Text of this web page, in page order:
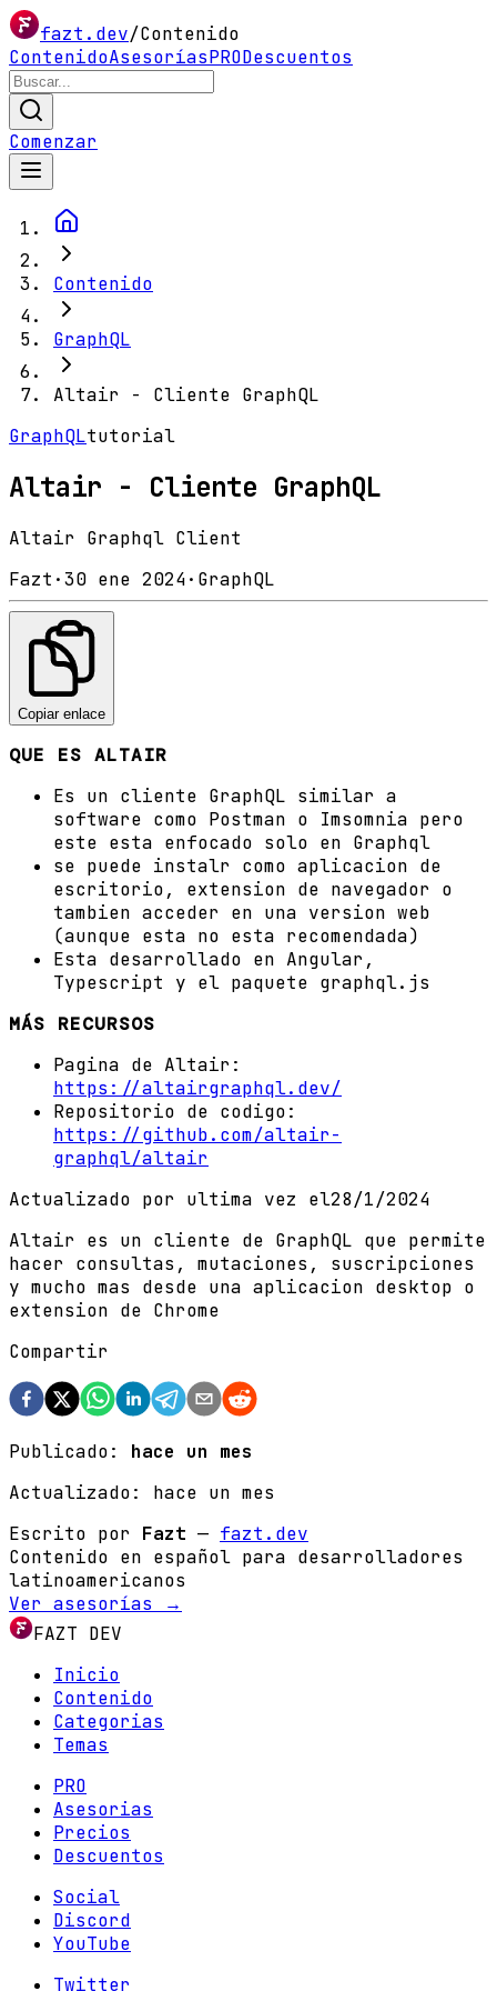
fazt.dev/Contenido
ContenidoAsesoríasPRODescuentos
Comenzar
Contenido
GraphQL
Altair - Cliente GraphQL
GraphQLtutorial
Altair - Cliente GraphQL
Altair Graphql Client
Fazt ·30 ene 2024· GraphQL
Copiar enlace
QUE ES ALTAIR
Es un cliente GraphQL similar a
software como Postman o Imsomnia pero
este esta enfocado solo en Graphql
se puede instalr como aplicacion de
escritorio, extension de navegador o
tambien acceder en una version web
(aunque esta no esta recomendada)
Esta desarrollado en Angular,
Typescript y el paquete graphql.js
MÁS RECURSOS
Pagina de Altair:
https://altairgraphql.dev/
Repositorio de codigo:
https://github.com/altair-
graphql/altair
Actualizado por ultima vez el28/1/2024
Altair es un cliente de GraphQL que permite
hacer consultas, mutaciones, suscripciones
y mucho mas desde una aplicacion desktop o
extension de Chrome
Compartir
Publicado:
hace un mes
Actualizado: hace un mes
Escrito por Fazt — fazt.dev
Contenido en español para desarrolladores
latinoamericanos
Ver asesorías →
FAZT DEV
Inicio
Contenido
Categorias
Temas
PRO
Asesorias
Precios
Descuentos
Social
Discord
YouTube
Twitter